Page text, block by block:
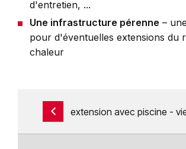
d'entretien, ...
Une infrastructure pérenne –
pour d'éventuelles extensions du
chaleur
extension avec piscine -